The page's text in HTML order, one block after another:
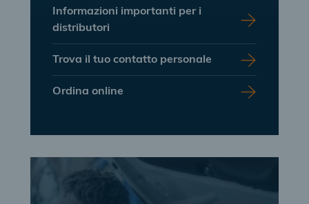
Informazioni importanti per i
distributori
Trova il tuo contatto personale
Ordina online